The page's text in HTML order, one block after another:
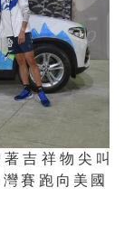
吉祥物尖叫
賽跑向美國